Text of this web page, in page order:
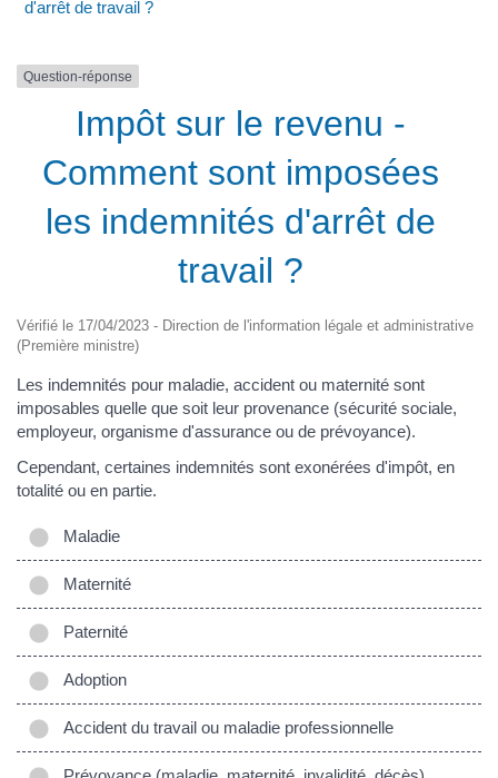
d'arrêt de travail ?
Question-réponse
Impôt sur le revenu -
Comment sont imposées
les indemnités d'arrêt de
travail ?
Vérifié le 17/04/2023 - Direction de l'information légale et administrative
(Première ministre)
Les indemnités pour maladie, accident ou maternité sont
imposables quelle que soit leur provenance (sécurité sociale,
employeur, organisme d'assurance ou de prévoyance).
Cependant, certaines indemnités sont exonérées d'impôt, en
totalité ou en partie.
Maladie
Maternité
Paternité
Adoption
Accident du travail ou maladie professionnelle